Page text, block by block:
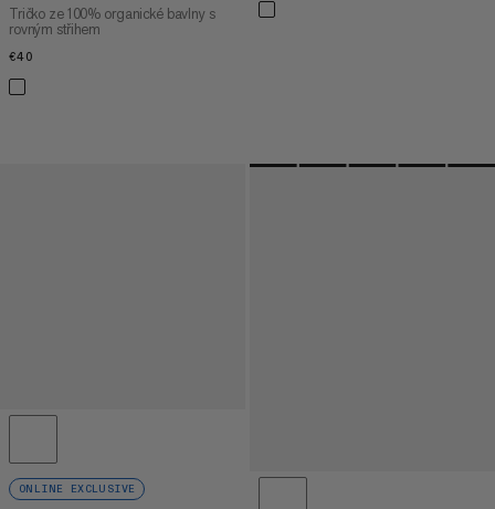
Tričko ze 100% organické bavlny s
rovným střihem
€40
ONLINE EXCLUSIVE